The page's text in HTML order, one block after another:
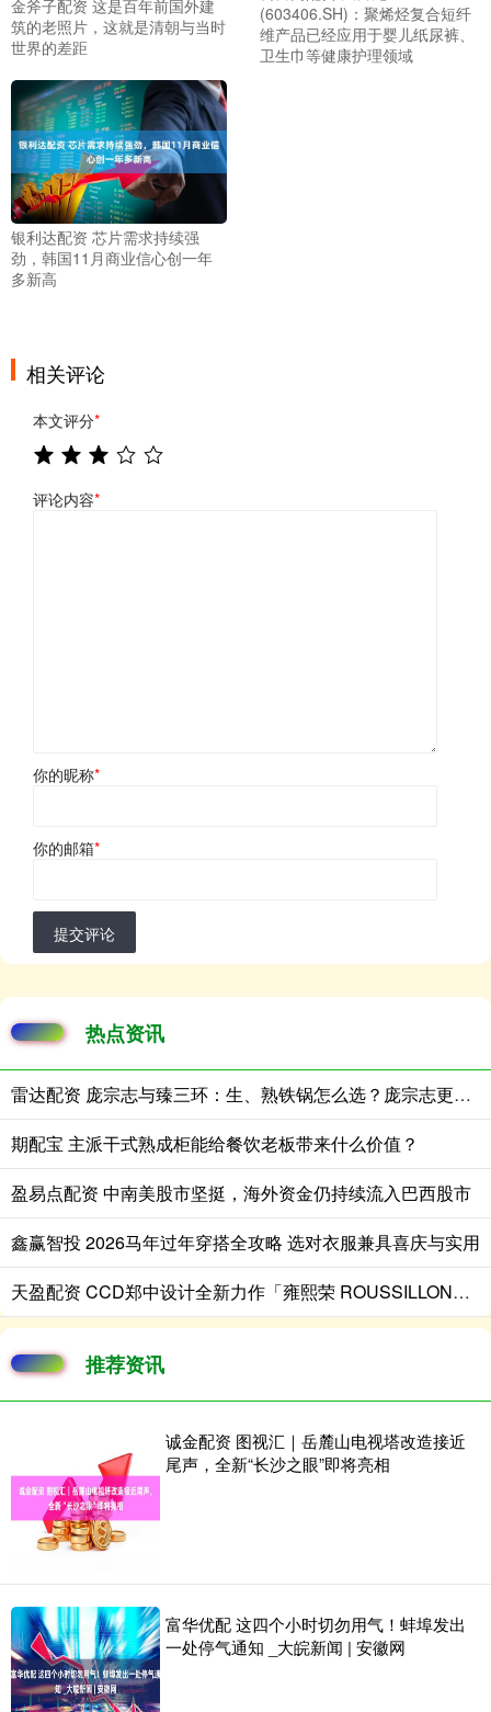
金斧子配资 这是百年前国外建
筑的老照片，这就是清朝与当时
世界的差距
(603406.SH)：聚烯烃复合短纤
维产品已经应用于婴儿纸尿裤、
卫生巾等健康护理领域
银利达配资 芯片需求持续强
劲，韩国11月商业信心创一年
多新高
相关评论
本文评分*
评论内容*
你的昵称*
你的邮箱*
提交评论
热点资讯
雷达配资 庞宗志与臻三环：生、熟铁锅怎么选？庞宗志更适合日常家用
期配宝 主派干式熟成柜能给餐饮老板带来什么价值？
盈易点配资 中南美股市坚挺，海外资金仍持续流入巴西股市
鑫赢智投 2026马年过年穿搭全攻略 选对衣服兼具喜庆与实用
天盈配资 CCD郑中设计全新力作「雍熙荣 ROUSSILLON」隆重启幕，打造城市首个策展式生活方式目的地
推荐资讯
诚金配资 图视汇｜岳麓山电视塔改造接近
尾声，全新“长沙之眼”即将亮相
富华优配 这四个小时切勿用气！蚌埠发出
一处停气通知 _大皖新闻 | 安徽网